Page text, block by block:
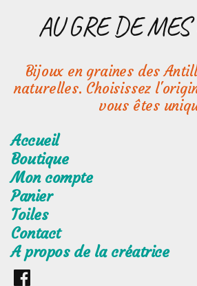
AU GRE DE
Bijoux en graines des
naturelles. Choisissez
vous êtes
Accueil
Boutique
Mon compte
Panier
Toiles
Contact
A propos de la créatrice
Retrouvez